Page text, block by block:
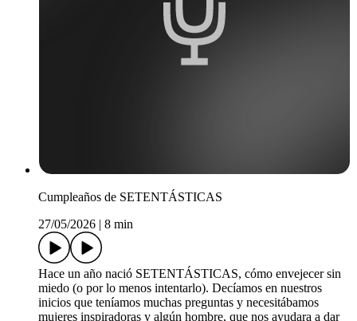
Cumpleaños de SETENTÁSTICAS
27/05/2026 | 8 min
Hace un año nació SETENTÁSTICAS, cómo envejecer sin
miedo (o por lo menos intentarlo). Decíamos en nuestros
inicios que teníamos muchas preguntas y necesitábamos
mujeres inspiradoras y algún hombre, que nos ayudara a dar